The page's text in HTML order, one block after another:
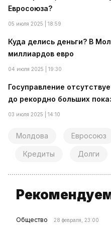
Евросоюза?
05 июля 2025 | 18:59
Куда делись деньги? В
миллиардов евро
04 июля 2025 | 19:30
Госуправление
до рекордно больших
03 июля 2025 | 14:10
Молдова Евросоюз
Кредиты Долги
Общество 28 февраля, 23:00